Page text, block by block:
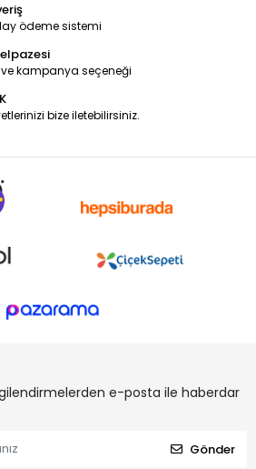
ödeme sistemi
kampanya seçeneği
bize iletebilirsiniz.
e-posta ile haberdar
Gönder